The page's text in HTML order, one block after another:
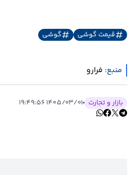
قیمت گوشی گوشی
منبع: فرارو
بازار و تجارت ۱۴۰۵/۰۳/۰۱ ۱۹:۴۹:۵۶